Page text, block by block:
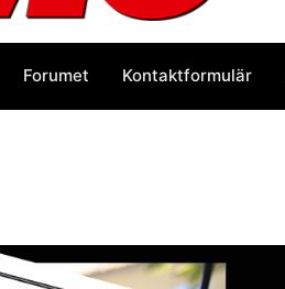
Forumet Kontaktformulär